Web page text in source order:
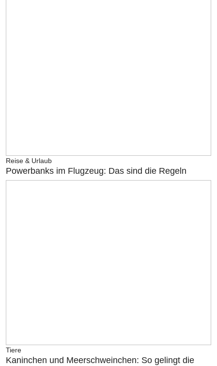
Reise & Urlaub
Powerbanks im Flugzeug: Das sind die Regeln
Tiere
Kaninchen und Meerschweinchen: So gelingt die